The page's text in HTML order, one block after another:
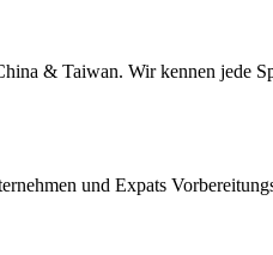
& Taiwan. Wir kennen jede
und Expats